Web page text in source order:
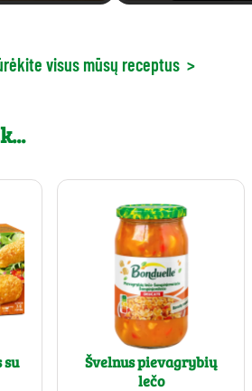
visus mūsų receptus >
su
Švelnus pievagrybių
lečo